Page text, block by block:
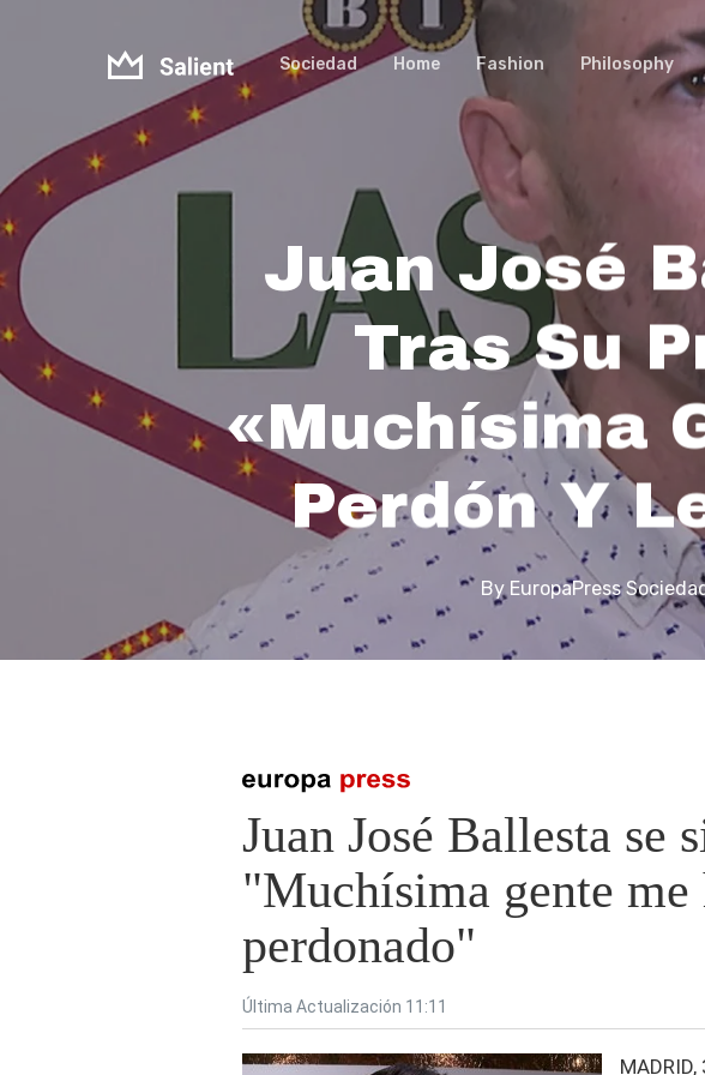
Presiona enter para buscar o ESC para cerrar
Sociedad Home Fashion Philosophy
Juan José
Tras Su
«Muchísima
Perdón Y
By EuropaPress